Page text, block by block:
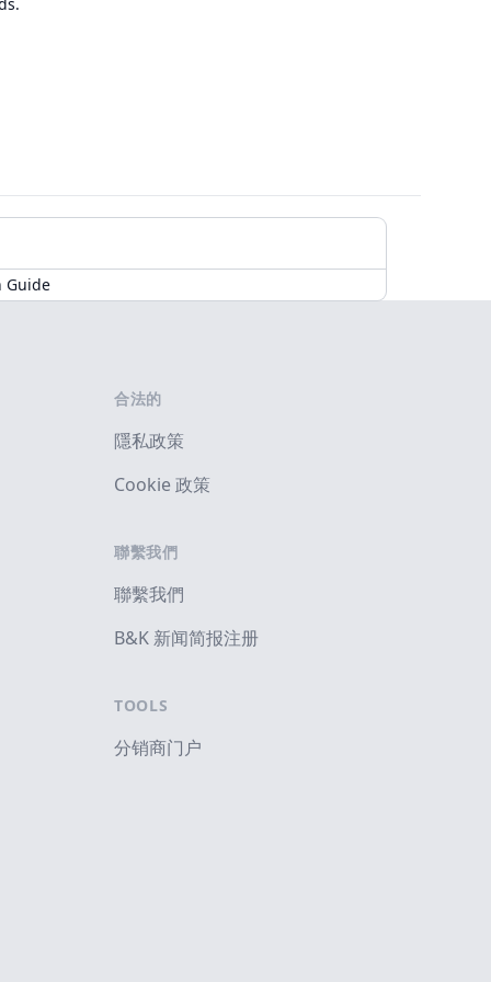
Guide
合法的
隱私政策
Cookie 政策
聯繫我們
聯繫我們
B&K 新闻简报注册
TOOLS
分销商门户